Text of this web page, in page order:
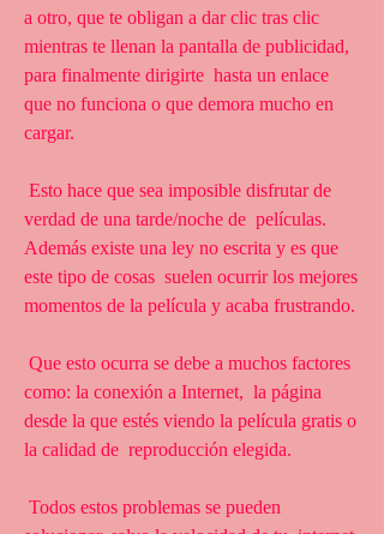
a otro, que te obligan a dar clic tras clic
mientras te llenan la pantalla de publicidad,
para finalmente dirigirte  hasta un enlace
que no funciona o que demora mucho en
cargar.
verdad de una tarde/noche de  películas.
Además existe una ley no escrita y es que
este tipo de cosas  suelen ocurrir los mejores
momentos de la película y acaba frustrando.
como: la conexión a Internet,  la página
desde la que estés viendo la película gratis o
la calidad de  reproducción elegida.